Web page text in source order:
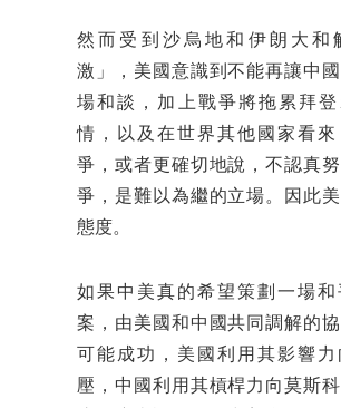
然而受到沙烏地和伊朗大和
激」，美國意識到不能再讓中
場和談，加上戰爭將拖累拜登
情，以及在世界其他國家看來
爭，或者更確切地說，不認真
爭，是難以為繼的立場。因此
態度。
如果中美真的希望策劃一場和
案，由美國和中國共同調解的
可能成功，美國利用其影響力
壓，中國利用其槓桿力向莫斯